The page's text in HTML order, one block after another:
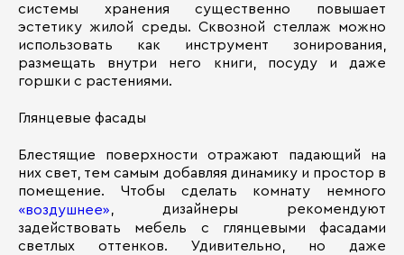
системы хранения существенно повышает
эстетику жилой среды. Сквозной стеллаж можно
использовать как инструмент зонирования,
размещать внутри него книги, посуду и даже
горшки с растениями.
Глянцевые фасады
Блестящие поверхности отражают падающий на
них свет, тем самым добавляя динамику и простор в
помещение. Чтобы сделать комнату немного
«воздушнее» , дизайнеры рекомендуют
задействовать мебель с глянцевыми фасадами
светлых оттенков. Удивительно, но даже